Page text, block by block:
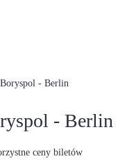
Boryspol - Berlin
- Berlin
ceny biletów